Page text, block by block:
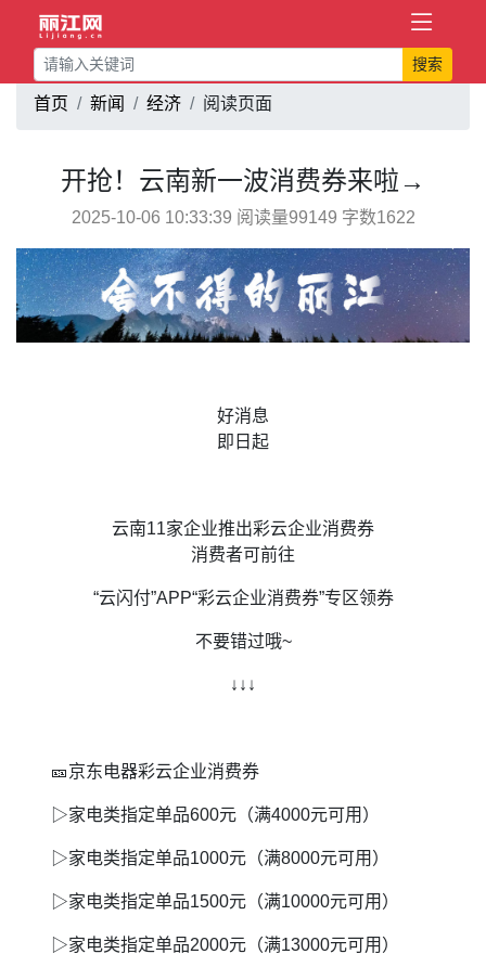
搜索
首页 新闻 经济 阅读页面
开抢！云南新一波消费券来啦→
2025-10-06 10:33:39 阅读量99149 字数1622
好消息
即日起
云南11家企业推出彩云企业消费券
消费者可前往
“云闪付”APP“彩云企业消费券”专区领券
不要错过哦~
↓↓↓
🎫京东电器彩云企业消费券
▷家电类指定单品600元（满4000元可用）
▷家电类指定单品1000元（满8000元可用）
▷家电类指定单品1500元（满10000元可用）
▷家电类指定单品2000元（满13000元可用）